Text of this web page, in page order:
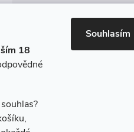
18
Souhlasím